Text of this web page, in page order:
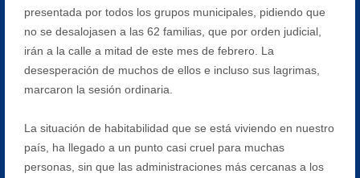
presentada por todos los grupos municipales, pidiendo que
no se desalojasen a las 62 familias, que por orden judicial,
irán a la calle a mitad de este mes de febrero. La
desesperación de muchos de ellos e incluso sus lagrimas,
marcaron la sesión ordinaria.
La situación de habitabilidad que se está viviendo en nuestro
país, ha llegado a un punto casi cruel para muchas
personas, sin que las administraciones más cercanas a los